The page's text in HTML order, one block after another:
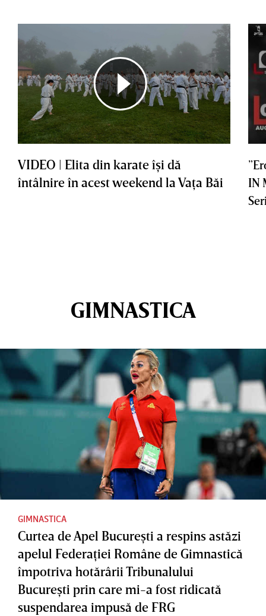
VIDEO | Elita din karate îşi dă
întâlnire în acest weekend la Vaţa Băi
IN
GIMNASTICA
GIMNASTICA
Curtea de Apel Bucureşti a respins astăzi
apelul Federaţiei Române de Gimnastică
împotriva hotărârii Tribunalului
Bucureşti prin care mi-a fost ridicată
suspendarea impusă de FRG